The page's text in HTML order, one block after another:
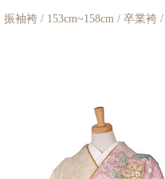
振袖袴 / 153cm~158cm / 卒業袴 /